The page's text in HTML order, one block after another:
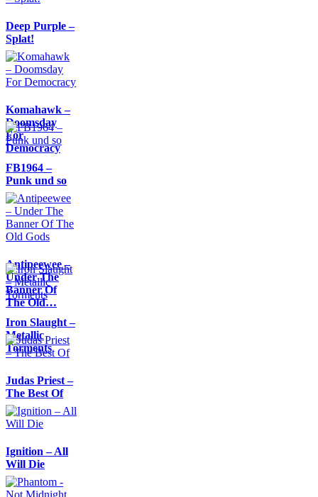
Deep Purple –
Splat!
Komahawk –
Doomsday
For
Democracy
FB1964 –
Punk und so
Antipeewee –
Under The
Banner Of
The Old…
Iron Slaught –
Metallic
Torments
Judas Priest –
The Best Of
Ignition – All
Will Die